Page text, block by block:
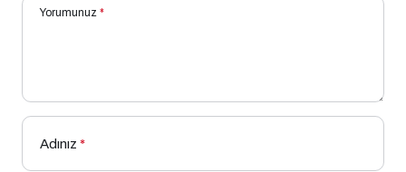
Yorumunuz *
Adınız *